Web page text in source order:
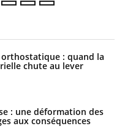
: quand la
chute au lever
: une déformation des
aux conséquences